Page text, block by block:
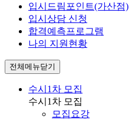
입시드림포인트(가산점)
입시상담 신청
합격예측프로그램
나의 지원현황
전체메뉴닫기
수시1차 모집
수시1차 모집
모집요강